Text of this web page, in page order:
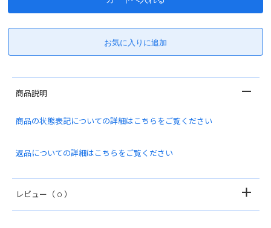
商品説明
商品の状態表記についての詳細はこちらをご覧ください
返品についての詳細はこちらをご覧ください
レビュー （ 0 ）